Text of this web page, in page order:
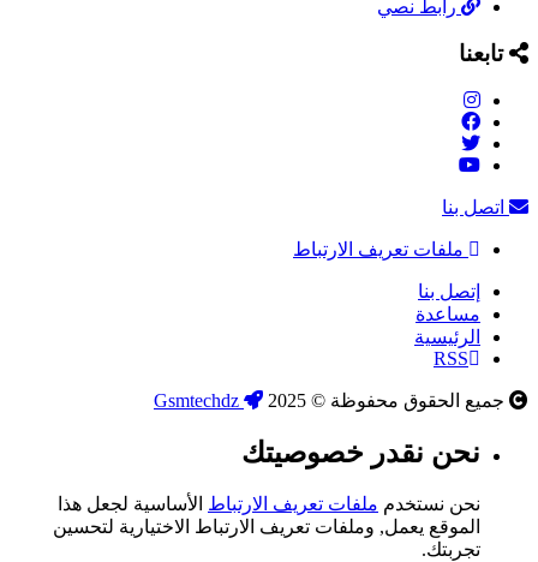
رابط نصي
تابعنا
اتصل بنا
ملفات تعريف الارتباط
إتصل بنا
مساعدة
الرئيسية
RSS
جميع الحقوق محفوظة © 2025
نحن نقدر خصوصيتك
نحن نستخدم ملفات تعريف الارتباط الأساسية لجعل هذا
الموقع يعمل, وملفات تعريف الارتباط الاختيارية لتحسين
تجربتك.